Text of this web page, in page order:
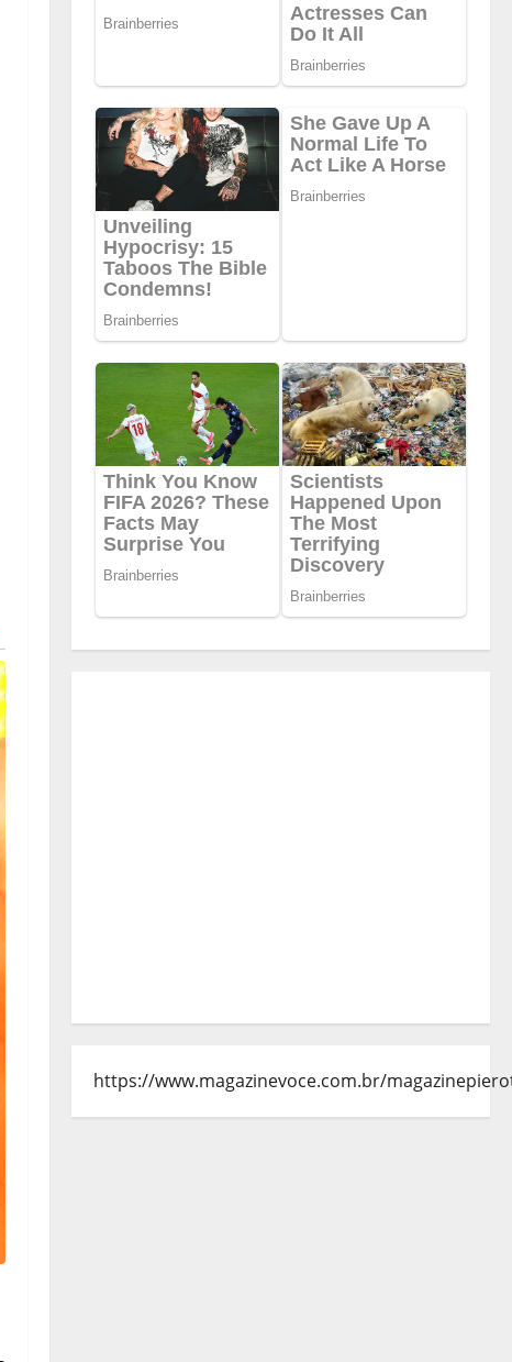
https://www.magazinevoce.com.br/